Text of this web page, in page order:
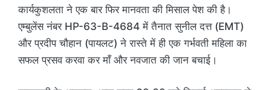
कार्यकुशलता ने एक बार फिर मानवता की मिसाल पेश की है।
एम्बुलेंस नंबर HP-63-B-4684 में तैनात सुनील दत्त (EMT)
और प्रदीप चौहान (पायलट) ने रास्ते में ही एक गर्भवती महिला का
सफल प्रसव करवा कर माँ और नवजात की जान बचाई।